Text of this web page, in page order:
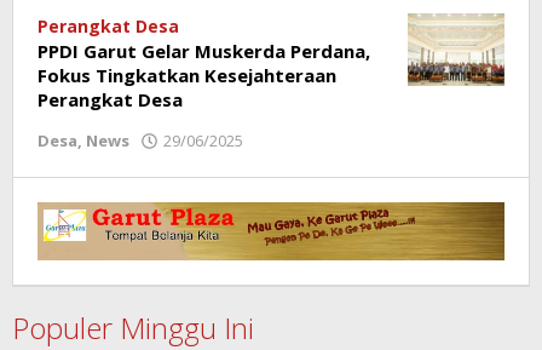
Perangkat Desa
PPDI Garut Gelar Muskerda Perdana,
Fokus Tingkatkan Kesejahteraan
Perangkat Desa
Desa, News 29/06/2025
Populer Minggu Ini